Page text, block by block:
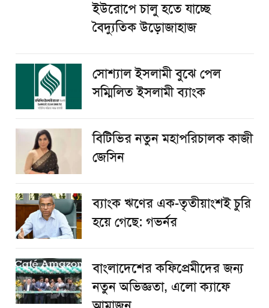
ইউরোপে চালু হতে যাচ্ছে
বৈদ্যুতিক উড়োজাহাজ
সোশ্যাল ইসলামী বুঝে পেল
সম্মিলিত ইসলামী ব্যাংক
বিটিভির নতুন মহাপরিচালক কাজী
জেসিন
ব্যাংক ঋণের এক-তৃতীয়াংশই চুরি
হয়ে গেছে: গভর্নর
বাংলাদেশের কফিপ্রেমীদের জন্য
নতুন অভিজ্ঞতা, এলো ক্যাফে